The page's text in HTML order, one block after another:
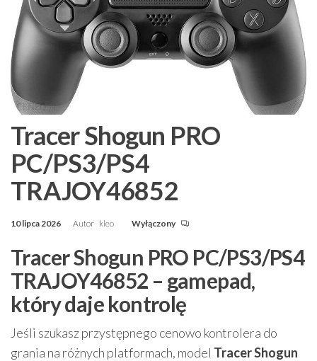
Tracer Shogun PRO
PC/PS3/PS4
TRAJOY46852
10 lipca 2026 Autor kleo Wyłączony
Tracer Shogun PRO PC/PS3/PS4
TRAJOY46852 – gamepad,
który daje kontrolę
Jeśli szukasz przystępnego cenowo kontrolera do
grania na różnych platformach, model Tracer Shogun